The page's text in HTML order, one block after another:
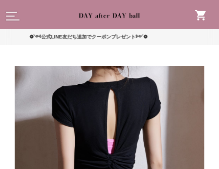
❁༺公式LINE友だち追加でクーポンプレゼント༻❁